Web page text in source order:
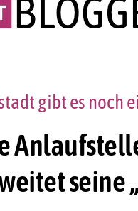
seine
gibt es noch